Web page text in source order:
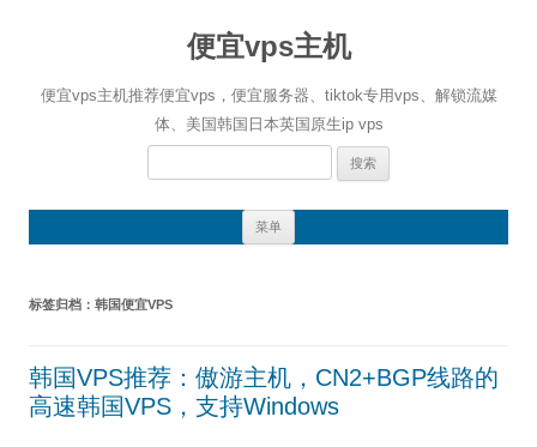
便宜vps主机
便宜vps主机推荐便宜vps，便宜服务器、tiktok专用vps、解锁流媒
体、美国韩国日本英国原生ip vps
搜
菜单
标签归档： 韩国便宜VPS
韩国VPS推荐：傲游主机，CN2+BGP线路的
高速韩国VPS，支持Windows